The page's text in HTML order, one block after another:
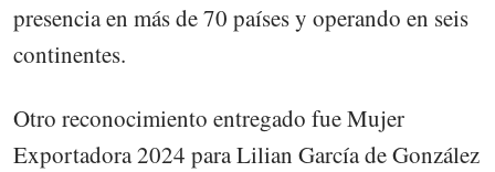
presencia en más de 70 países y operando en seis
continentes.
Otro reconocimiento entregado fue Mujer
Exportadora 2024 para Lilian García de González